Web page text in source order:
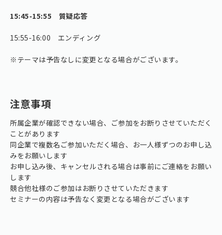
15:45-15:55 質疑応答
15:55-16:00 エンディング
※テーマは予告なしに変更となる場合がございます。
注意事項
所属企業が確認できない場合、ご参加をお断りさせていただく
ことがあります
同企業で複数名ご参加いただく場合、お一人様ずつのお申し込
みをお願いします
お申し込み後、キャンセルされる場合は事前にご連絡をお願い
します
競合他社様のご参加はお断りさせていただきます
セミナーの内容は予告なく変更となる場合がございます